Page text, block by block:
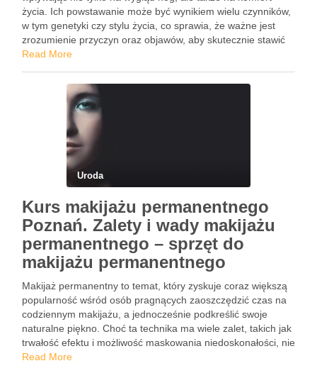
życia. Ich powstawanie może być wynikiem wielu czynników,
w tym genetyki czy stylu życia, co sprawia, że ważne jest
zrozumienie przyczyn oraz objawów, aby skutecznie stawić
czoła temu schorzeniu. Na szczęście …
Read More
Uroda
Kurs makijażu permanentnego
Poznań. Zalety i wady makijażu
permanentnego – sprzęt do
makijażu permanentnego
Makijaż permanentny to temat, który zyskuje coraz większą
popularność wśród osób pragnących zaoszczędzić czas na
codziennym makijażu, a jednocześnie podkreślić swoje
naturalne piękno. Choć ta technika ma wiele zalet, takich jak
trwałość efektu i możliwość maskowania niedoskonałości, nie
brakuje również potencjalnych wad, które warto rozważyć
Read More